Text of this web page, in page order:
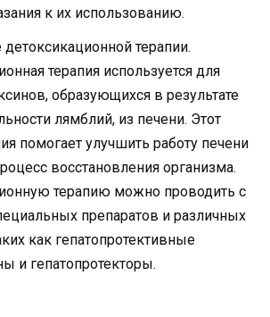
к их использованию.
терапии.
терапия используется для
образующихся в результате
лямблий, из печени. Этот
помогает улучшить работу печени
восстановления организма.
терапию можно проводить с
препаратов и различных
как гепатопротективные
и гепатопротекторы.